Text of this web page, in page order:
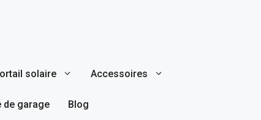
solaire Accessoires
de garage Blog